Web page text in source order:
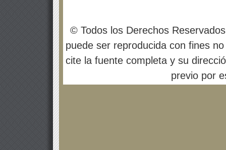
© Todos los Derechos
puede ser reproducida con fines
cite la fuente completa y su
previo por